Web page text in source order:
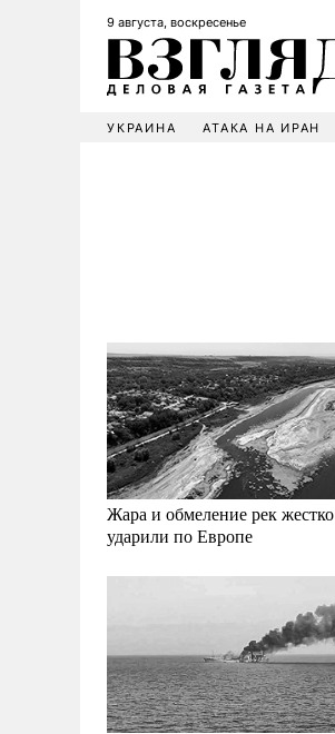
9 августа, воскресенье
УКРАИНА АТАКА НА ИРАН
Жара и обмеление рек жестко
ударили по Европе